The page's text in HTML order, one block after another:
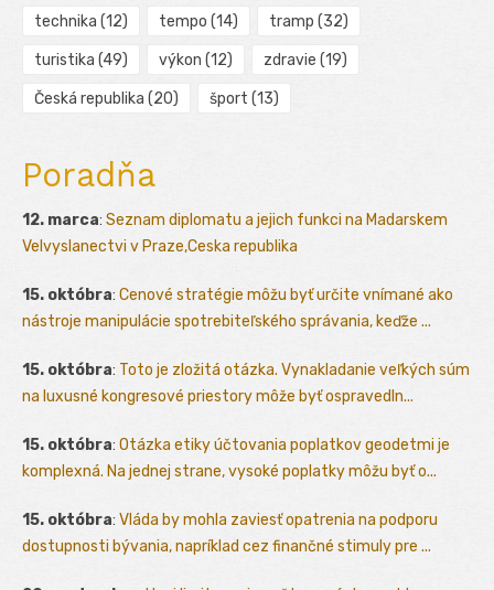
technika (12) tempo (14) tramp (32)
turistika (49) výkon (12) zdravie (19)
Česká republika (20) šport (13)
Poradňa
12. marca: Seznam diplomatu a jejich funkci na Madarskem
Velvyslanectvi v Praze,Ceska republika
15. októbra: Cenové stratégie môžu byť určite vnímané ako
nástroje manipulácie spotrebiteľského správania, keďže ...
15. októbra: Toto je zložitá otázka. Vynakladanie veľkých súm
na luxusné kongresové priestory môže byť ospravedln...
15. októbra: Otázka etiky účtovania poplatkov geodetmi je
komplexná. Na jednej strane, vysoké poplatky môžu byť o...
15. októbra: Vláda by mohla zaviesť opatrenia na podporu
dostupnosti bývania, napríklad cez finančné stimuly pre ...